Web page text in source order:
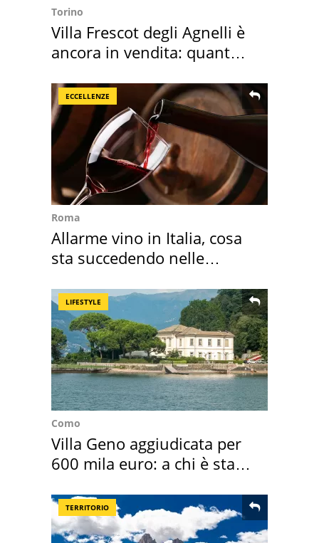
Torino
Villa Frescot degli Agnelli è
ancora in vendita: quanto
ECCELLENZE
Roma
Allarme vino in Italia, cosa
sta succedendo nelle
LIFESTYLE
Como
Villa Geno aggiudicata per
600 mila euro: a chi è stata
TERRITORIO